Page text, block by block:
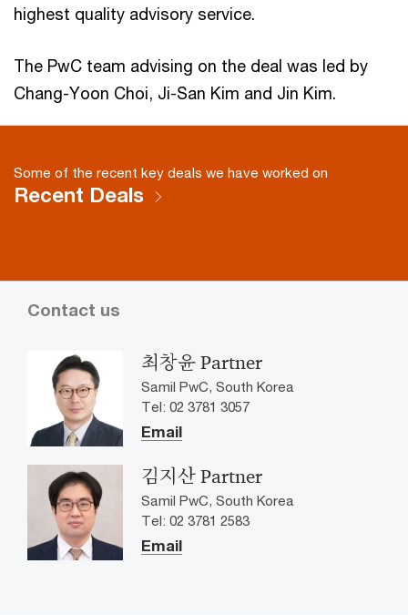
highest quality advisory service.
The PwC team advising on the deal was led by
Chang-Yoon Choi, Ji-San Kim and Jin Kim.
Some of the recent key deals we have worked on
Recent Deals
Contact us
최창윤 Partner
Samil PwC, South Korea
Tel: 02 3781 3057
Email
김지산 Partner
Samil PwC, South Korea
Tel: 02 3781 2583
Email